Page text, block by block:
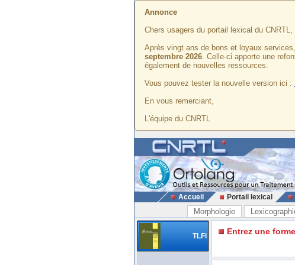
Annonce
Chers usagers du portail lexical du CNRTL,
Après vingt ans de bons et loyaux
septembre 2026. Celle-ci apporte une
également de nouvelles ressources.
Vous pouvez tester la nouvelle version ici :
En vous remerciant,
L'équipe du CNRTL
Accueil Portail lexical
Morphologie
TLFi Entrez une forme